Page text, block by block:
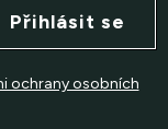
ochrany osobních
Přihlásit se